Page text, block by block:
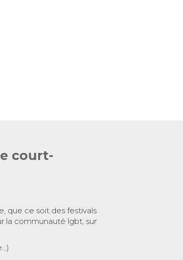
court-
que ce soit des festivals
la communauté lgbt, sur